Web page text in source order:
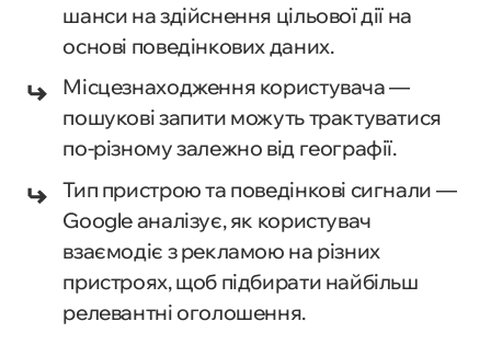
шанси на здійснення цільової дії на
основі поведінкових даних.
Місцезнаходження користувача —
пошукові запити можуть трактуватися
по-різному залежно від географії.
Тип пристрою та поведінкові сигнали —
Google аналізує, як користувач
взаємодіє з рекламою на різних
пристроях, щоб підбирати найбільш
релевантні оголошення.